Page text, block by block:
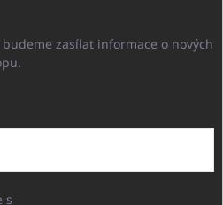
zasílat informace o nových
s